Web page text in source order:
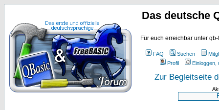
Das deutsche
Für euch erreichbar unter
FAQ Suchen
Profil
Einloggen,
Zur Begleitseite